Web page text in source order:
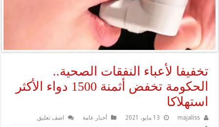
تخفيفا لأعباء النفقات الصحية..
الحكومة تخفض أثمنة 1500 دواء الأكثر
استهلاكا
majaliss 13 مايو، 2021 أخبار عامة اضف تعليق